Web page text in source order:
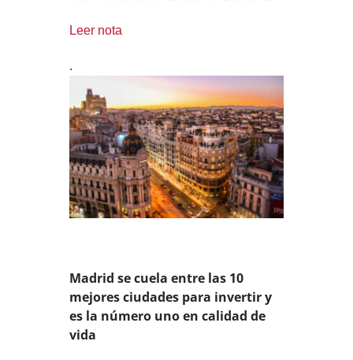
Leer nota
.
Madrid se cuela entre las 10
mejores ciudades para invertir y
es la número uno en calidad de
vida